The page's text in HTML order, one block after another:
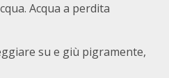
Acqua a perdita
su e giù pigramente,